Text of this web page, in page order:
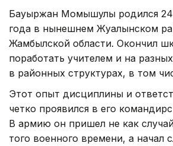
Бауыржан Момышулы родился 24
года в нынешнем Жуалынском
Жамбылской области. Окончил
поработать учителем и на
в районных структурах, в том
Этот опыт дисциплины и
четко проявился в его
В армию он пришел не как
того военного времени, а начал